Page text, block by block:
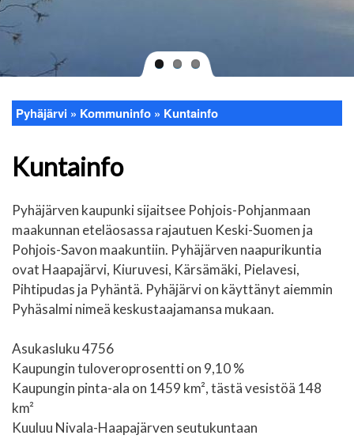
Länkstig
Pyhäjärvi Kommuninfo Kuntainfo
Kuntainfo
Pyhäjärven kaupunki sijaitsee Pohjois-Pohjanmaan
maakunnan eteläosassa rajautuen Keski-Suomen ja
Pohjois-Savon maakuntiin. Pyhäjärven naapurikuntia
ovat Haapajärvi, Kiuruvesi, Kärsämäki, Pielavesi,
Pihtipudas ja Pyhäntä. Pyhäjärvi on käyttänyt aiemmin
Pyhäsalmi nimeä keskustaajamansa mukaan.
Asukasluku 4756
Kaupungin tuloveroprosentti on 9,10 %
Kaupungin pinta-ala on 1459 km², tästä vesistöä 148
km²
Kuuluu Nivala-Haapajärven seutukuntaan